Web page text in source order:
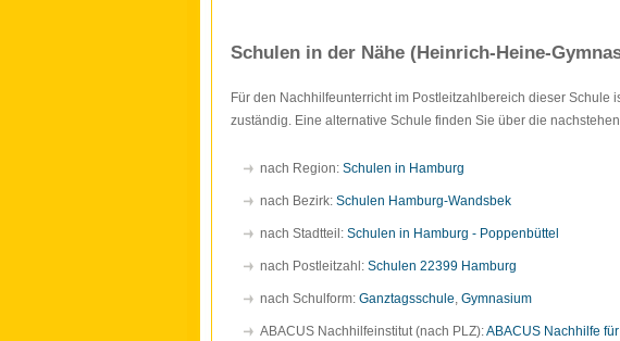
Schulen in der Nähe (Heinrich-Heine-
Für den Nachhilfeunterricht im Postleitzahlbereich dieser Schule
zuständig. Eine alternative Schule finden Sie über die
nach Region: Schulen in Hamburg
nach Bezirk: Schulen Hamburg-Wandsbek
nach Stadtteil: Schulen in Hamburg - Poppenbüttel
nach Postleitzahl: Schulen 22399 Hamburg
nach Schulform: Ganztagsschule, Gymnasium
ABACUS Nachhilfeinstitut (nach PLZ):ABACUS Nachhilfe